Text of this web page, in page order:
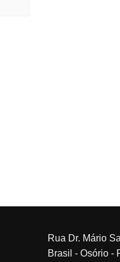
Rua Dr. Mário
Brasil - Osório -